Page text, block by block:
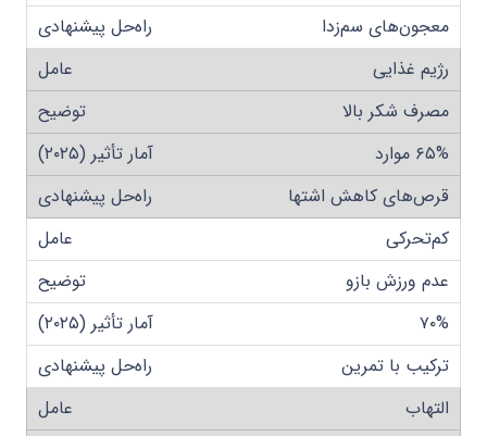
معجون‌های سم‌زدا
رژیم غذایی
مصرف شکر بالا
۶۵% موارد
قرص‌های کاهش اشتها
کم‌تحرکی
عدم ورزش بازو
۷۰%
ترکیب با تمرین
التهاب